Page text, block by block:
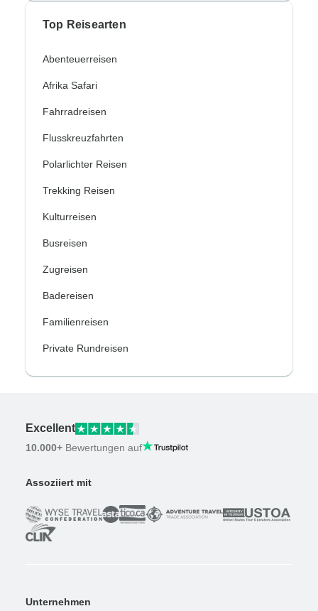
Top Reisearten
Abenteuerreisen
Afrika Safari
Fahrradreisen
Flusskreuzfahrten
Polarlichter Reisen
Trekking Reisen
Kulturreisen
Busreisen
Zugreisen
Badereisen
Familienreisen
Private Rundreisen
Excellent
10.000+ Bewertungen auf
Assoziiert mit
Unternehmen